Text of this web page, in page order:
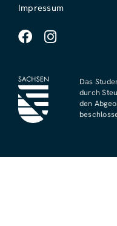
Impressum
Das
durch
den